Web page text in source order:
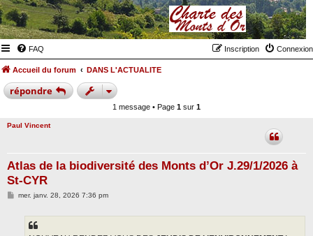
FAQ Connexion
Inscription
Accueil du forum DANS L'ACTUALITE
répondre
1 message • Page 1 sur 1
Paul Vincent
Atlas de la biodiversité des Monts d’Or J.29/1/2026 à
St-CYR
Mmer. janv. 28, 2026 7:36 pm